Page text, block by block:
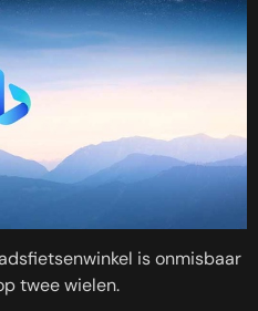
is onmisbaar
twee wielen.